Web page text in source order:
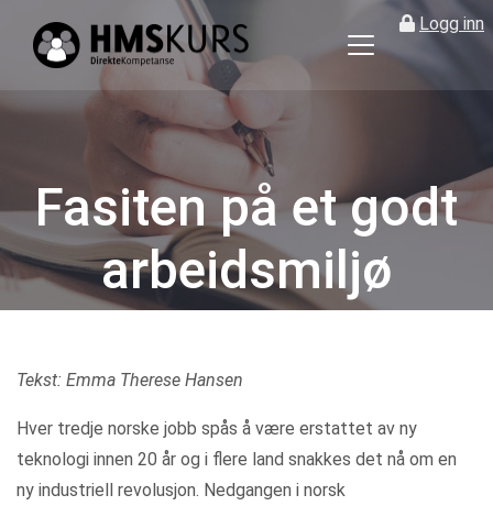
Logg inn
kurs
nett
for
ledere
og
verneombud
Fasiten på et godt
arbeidsmiljø
Tekst: Emma Therese Hansen
Hver tredje norske jobb spås å være erstattet av ny
teknologi innen 20 år og i flere land snakkes det nå om en
ny industriell revolusjon. Nedgangen i norsk